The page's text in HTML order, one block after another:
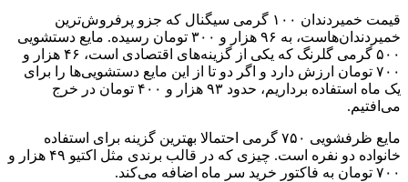
قیمت خمیردندان ۱۰۰ گرمی سیگنال که جزو پرفروش‌ترین
خمیر‌دندان‌هاست، به ۹۶ هزار و ۳۰۰ تومان رسیده. مایع دستشویی
۵۰۰ گرمی گلرنگ که یکی از گزینه‌های اقتصادی است، ۴۶ هزار و
۷۰۰ تومان ارزش دارد و اگر دو تا از این مایع دستشویی‌ها را برای
یک ماه استفاده برداریم، حدود ۹۳ هزار و ۴۰۰ تومان در خرج
می‌افتیم.
مایع ظرفشویی ۷۵۰ گرمی احتمالا بهترین گزینه برای استفاده
خانواده دو نفره است. چیزی که در قالب برندی مثل اکتیو ۴۹ هزار و
۷۰۰ تومان به فاکتور خرید سر ماه اضافه می‌کند.